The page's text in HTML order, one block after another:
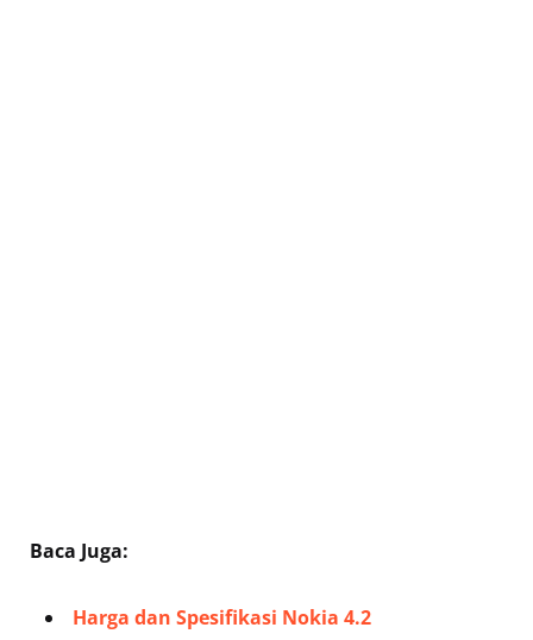
Baca Juga:
Harga dan Spesifikasi Nokia 4.2